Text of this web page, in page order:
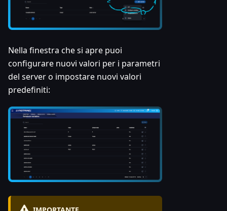
Nella finestra che si apre puoi
configurare nuovi valori per i parametri
del server o impostare nuovi valori
predefiniti: